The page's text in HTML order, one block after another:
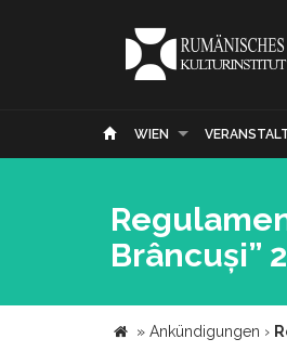
WIEN
Brâncuși”
» Ankündigungen ›